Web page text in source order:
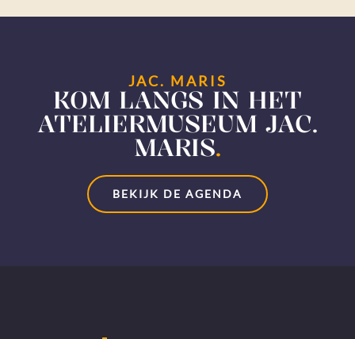
JAC. MARIS
KOM LANGS IN HET
ATELIERMUSEUM JAC.
MARIS.
BEKIJK DE AGENDA